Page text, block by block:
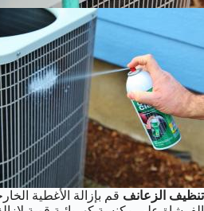
تنظيف الزعانف قم بإزالة الأغطية